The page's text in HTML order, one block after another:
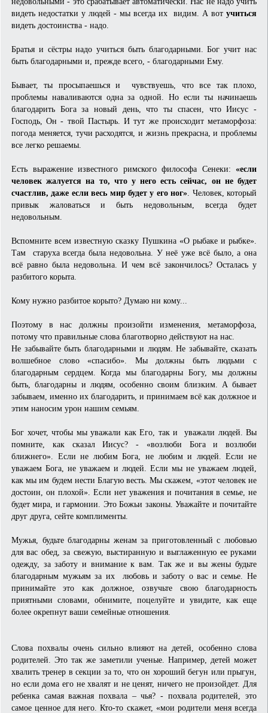
видеть недостатки у людей - мы всегда их видим. А вот учиться
видеть достоинства - надо.
Братья и сёстры надо учиться быть благодарными. Бог учит нас
быть благодарными и, прежде всего, - благодарными Ему.
Бывает, ты просыпаешься и чувствуешь, что все так плохо,
проблемы наваливаются одна за одной. Но если ты начинаешь
благодарить Бога за новый день, что ты спасен, что Иисус -
Господь, Он - твой Пастырь. И тут же происходит метаморфоза:
погода меняется, тучи расходятся, и жизнь прекрасна, и проблемы
все легко решаемы.
Есть выражение известного римского философа Сенеки: «если
человек жалуется на то, что у него есть сейчас, он не будет
счастлив, даже если весь мир будет у его ног» . Человек, который
привык жаловаться и быть недовольным, всегда будет
недовольным.
Вспомните всем известную сказку Пушкина «О рыбаке и рыбке».
Там старуха всегда была недовольна. У неё уже всё было, а она
всё равно была недовольна. И чем всё закончилось? Осталась у
разбитого корыта.
Кому нужно разбитое корыто? Думаю ни кому...
Поэтому в нас должны произойти изменения, метаморфоза,
потому что правильные слова благотворно действуют на нас.
Не забывайте быть благодарными и людям. Не забывайте, сказать
волшебное слово «спасибо». Мы должны быть людьми с
благодарным сердцем. Когда мы благодарны Богу, мы должны
быть, благодарны и людям, особенно своим близким. А бывает
забываем, именно их благодарить, и принимаем всё как должное и
этим наносим урон нашим семьям.
Бог хочет, чтобы мы уважали как Его, так и уважали людей. Вы
помните, как сказал Иисус? - «возлюби Бога и возлюби
ближнего». Если не любим Бога, не любим и людей. Если не
уважаем Бога, не уважаем и людей. Если мы не уважаем людей,
как мы им будем нести Благую весть. Мы скажем, «этот человек не
достоин, он плохой». Если нет уважения и почитания в семье, не
будет мира, и гармонии. Это Божьи законы. Уважайте и почитайте
друг друга, сейте комплименты.
Мужья, будьте благодарны женам за приготовленный с любовью
для вас обед, за свежую, выстиранную и выглаженную ее руками
одежду, за заботу и внимание к вам. Так же и вы жены будьте
благодарным мужьям за их любовь и заботу о вас и семье. Не
принимайте это как должное, озвучьте свою благодарность
приятными словами, обнимите, поцелуйте и увидите, как еще
более окрепнут ваши семейные отношения.
Слова похвалы очень сильно влияют на детей, особенно слова
родителей. Это так же заметили ученые. Например, детей может
хвалить тренер в секции за то, что он хороший бегун или прыгун,
но если дома его не хвалят и не ценят, ничего не произойдет. Для
ребенка самая важная похвала – чья? - похвала родителей, это
самое ценное для него. Кто-то скажет, «мои родители меня всегда